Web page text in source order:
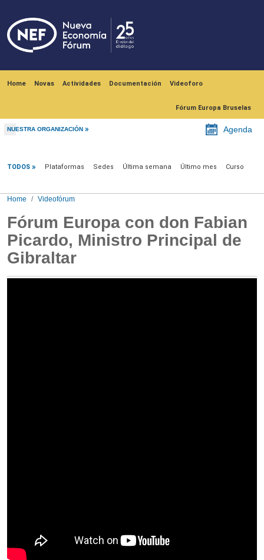
Home Novas Actividades Documentación Videoforo
Fórum Europa Bruselas
NUESTRA ORGANIZACIÓN Agenda
TODOS Plataformas Sedes Última semana Último mes Curso
Home Videofórum
Fórum Europa con don Fabian
Picardo, Ministro Principal de
Gibraltar